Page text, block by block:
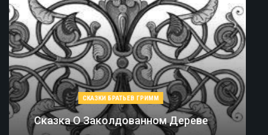
СКАЗКИ БРАТЬЕВ ГРИММ
Соломинка, Уголь И Боб